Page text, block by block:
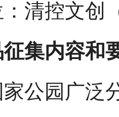
清控文创
集内容和
公园广泛